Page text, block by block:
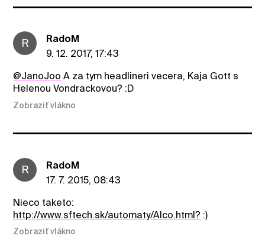
R
RadoM
9. 12. 2017, 17:43
@JanoJoo A za tym headlineri vecera, Kaja Gott s
Helenou Vondrackovou? :D
Zobraziť vlákno
R
RadoM
17. 7. 2015, 08:43
Nieco taketo:
http://www.sftech.sk/automaty/Alco.html? :)
Zobraziť vlákno